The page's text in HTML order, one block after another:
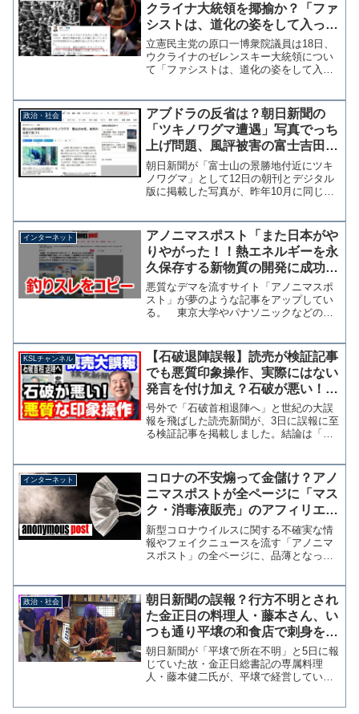
クライナ大統領を揶揄か？「ファ
シストは、道化の姿をして入って
くる。人々は、その道化が悪魔だ
とは気づかない。」
立憲民主党の原口一博衆院議員は18日、
ウクライナのゼレンスキー大統領につい
て「ファシストは、道化の姿をして入っ
日本でのオンライン国会演説を求める声
をけん制した。何故、人...
政治・社会
アブドラの反省は？朝日新聞の
「ツキノワグマ遭遇」写真でっち
上げ問題、風評被害の富士吉田市
が説明と謝罪を求める抗議文を送
付
朝日新聞が「富士山の景勝地付近にツキ
ノワグマ」として12日の朝刊とデジタル
版に掲載した写真が、昨年10月に同じ朝
朝日新聞は指摘を受け「確認が不十分だ
った」として記事の公...
インターネット
アノニマスポスト「また日本がや
りやがった！！熱エネルギーを永
久保存する新物質の開発に成功」
→５ちゃんねるの釣りスレをコピ
ーして恥をかく
悪質なデマを流すサイト「アノニマスポ
スト」が夢のような記事をアップしてい
る。 東京大学やパナソニックなどの研
セラミックを発見したという記事を転載
し、タイトルにも採用され...
KSLチャンネル
【石破退陣誤報】読売が検証記事
でも悪質印象操作、実際にはない
発言を付け加え？石破が悪い！で
責任転嫁【KSLチャンネル】
号外で「石破首相退陣へ」と世紀の大誤
報を飛ばした読売新聞が、3日に誤報に至
る検証記事を掲載しました。結論は「石
い他責思考を披露しています。参考：首
相「辞める」明言、読売...
インターネット
コロナの不安煽って金儲け？アノ
ニマスポストが全ページに「マス
ク・消毒液販売」のアフィリエイ
ト広告を仕込む
新型コロナウイルスに関する不確実な情
報やフェイクニュースを流す「アノニマ
スポスト」の全ページに、品薄となって
した。 仕込まれた広告をクリックして
マスクや消毒液を購入する...
政治・社会
朝日新聞の誤報？行方不明とされ
た金正日の料理人・藤本さん、い
つも通り平壌の和食店で刺身を切
っていた！
朝日新聞が「平壌で所在不明」と5日に報
じていた故・金正日総書記の専属料理
人・藤本健二氏が、平壌で経営している